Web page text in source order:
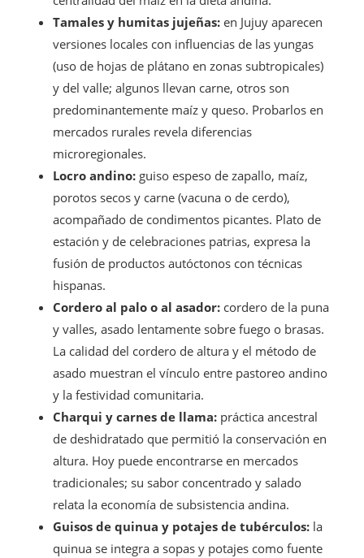
Tamales y humitas jujeñas: en Jujuy aparecen
versiones locales con influencias de las yungas
(uso de hojas de plátano en zonas subtropicales)
y del valle; algunos llevan carne, otros son
predominantemente maíz y queso. Probarlos en
mercados rurales revela diferencias
microregionales.
Locro andino: guiso espeso de zapallo, maíz,
porotos secos y carne (vacuna o de cerdo),
acompañado de condimentos picantes. Plato de
estación y de celebraciones patrias, expresa la
fusión de productos autóctonos con técnicas
hispanas.
Cordero al palo o al asador: cordero de la puna
y valles, asado lentamente sobre fuego o brasas.
La calidad del cordero de altura y el método de
asado muestran el vínculo entre pastoreo andino
y la festividad comunitaria.
Charqui y carnes de llama: práctica ancestral
de deshidratado que permitió la conservación en
altura. Hoy puede encontrarse en mercados
tradicionales; su sabor concentrado y salado
relata la economía de subsistencia andina.
Guisos de quinua y potajes de tubérculos: la
quinua se integra a sopas y potajes como fuente